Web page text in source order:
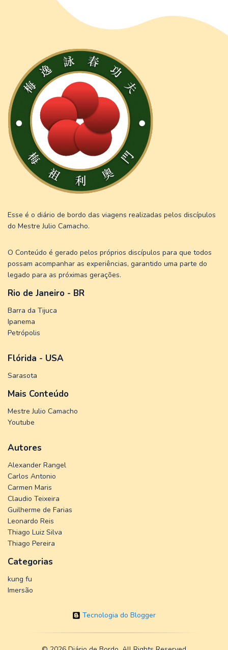
Esse é o diário de bordo das viagens realizadas pelos discípulos
do Mestre Julio Camacho.
O Conteúdo é gerado pelos próprios discípulos para que todos
possam acompanhar as experiências, garantido uma parte do
legado para as próximas gerações.
Rio de Janeiro - BR
Barra da Tijuca
Ipanema
Petrópolis
Flórida - USA
Sarasota
Mais Conteúdo
Mestre Julio Camacho
Youtube
Autores
Alexander Rangel
Carlos Antonio
Carmen Maris
Claudio Teixeira
Guilherme de Farias
Leonardo Reis
Thiago Luiz Silva
Thiago Pereira
Categorias
kung fu
Imersão
Tecnologia do Blogger